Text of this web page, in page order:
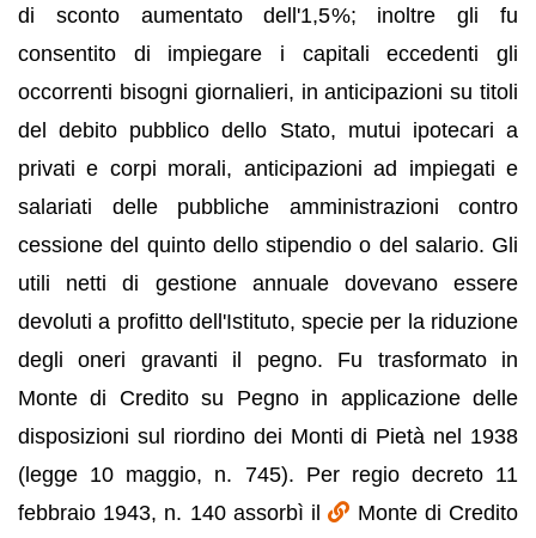
di sconto aumentato dell'1,5%; inoltre gli fu
consentito di impiegare i capitali eccedenti gli
occorrenti bisogni giornalieri, in anticipazioni su titoli
del debito pubblico dello Stato, mutui ipotecari a
privati e corpi morali, anticipazioni ad impiegati e
salariati delle pubbliche amministrazioni contro
cessione del quinto dello stipendio o del salario. Gli
utili netti di gestione annuale dovevano essere
devoluti a profitto dell'Istituto, specie per la riduzione
degli oneri gravanti il pegno. Fu trasformato in
Monte di Credito su Pegno in applicazione delle
disposizioni sul riordino dei Monti di Pietà nel 1938
(legge 10 maggio, n. 745). Per regio decreto 11
febbraio 1943, n. 140 assorbì il
Monte di Credito